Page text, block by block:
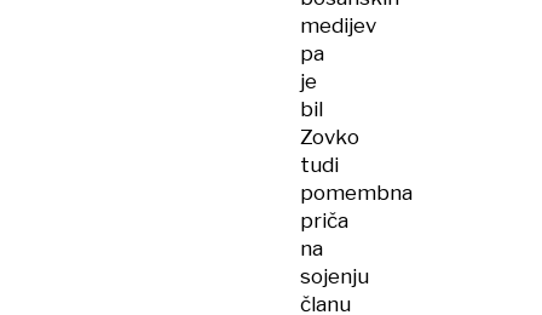
medijev
pa
je
bil
Zovko
tudi
pomembna
priča
na
sojenju
članu